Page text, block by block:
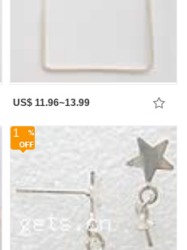
US$ 11.96~13.99
1